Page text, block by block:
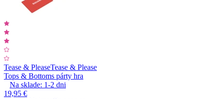
Tease & PleaseTease & Please
Tops & Bottoms párty hra
Na sklade: 1-2 dni
19,95 €